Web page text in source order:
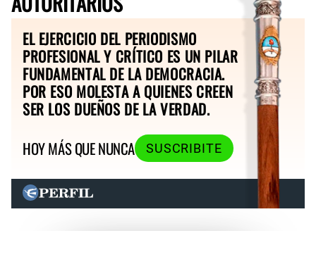
EL EJERCICIO DEL PERIODISMO
PROFESIONAL Y CRÍTICO ES UN PILAR
FUNDAMENTAL DE LA DEMOCRACIA.
POR ESO MOLESTA A QUIENES CREEN
SER LOS DUEÑOS DE LA VERDAD.
HOY MÁS QUE NUNCA
SUSCRIBITE